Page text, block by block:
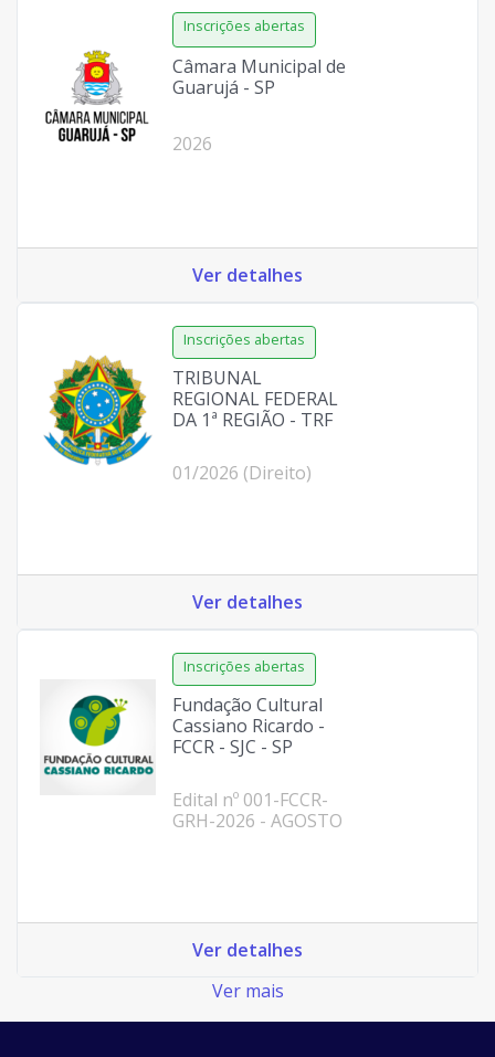
Câmara Municipal de
Guarujá - SP
2026
Ver detalhes
TRIBUNAL
REGIONAL FEDERAL
DA 1ª REGIÃO - TRF
01/2026 (Direito)
Ver detalhes
Fundação Cultural
Cassiano Ricardo -
FCCR - SJC - SP
Edital nº 001-FCCR-
GRH-2026 - AGOSTO
Ver detalhes
Ver mais